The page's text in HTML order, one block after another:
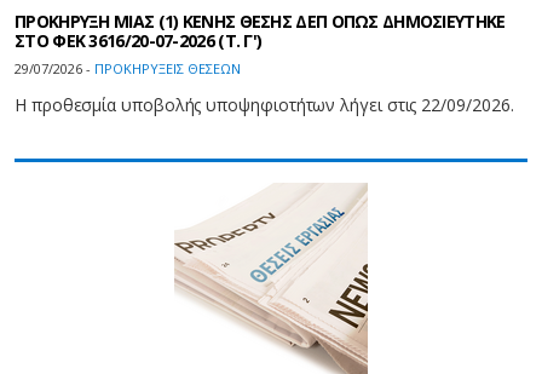
ΠΡΟΚΗΡΥΞΗ ΜΙΑΣ (1) ΚΕΝΗΣ ΘΕΣΗΣ ΔΕΠ ΟΠΩΣ ΔΗΜΟΣΙΕΥΤΗΚΕ
ΣΤΟ ΦΕΚ 3616/20-07-2026 (Τ. Γ')
29/07/2026 - ΠΡΟΚΗΡΥΞΕΙΣ ΘΕΣΕΩΝ
Η προθεσμία υποβολής υποψηφιοτήτων λήγει στις 22/09/2026.